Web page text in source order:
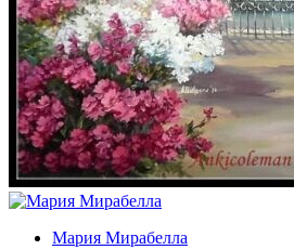
Мария Мирабелла